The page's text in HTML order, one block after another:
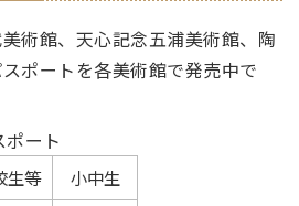
術館、天心記念五浦美術館、陶
ポートを各美術館で発売中で
ート
生等
小中生